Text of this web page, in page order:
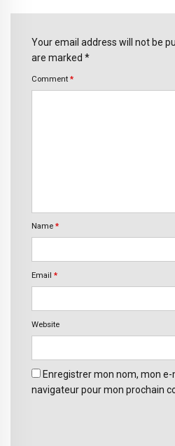
Your email address will not be
are marked *
Comment *
Name *
Email *
Website
Enregistrer mon nom, mon
navigateur pour mon prochain